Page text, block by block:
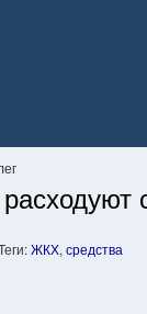
ЖКХ, средства